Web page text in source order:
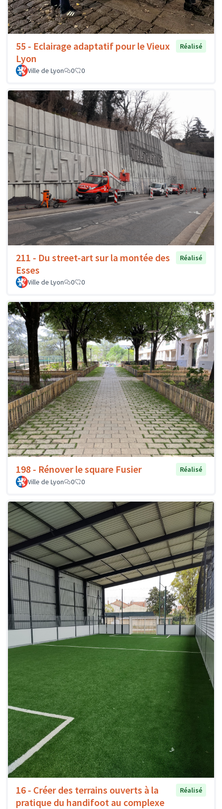
55 - Eclairage adaptatif pour le Vieux
Lyon
Réalisé
Ville de Lyon 0 0
211 - Du street-art sur la montée des
Esses
Réalisé
Ville de Lyon 0 0
198 - Rénover le square Fusier
Réalisé
Ville de Lyon
0 0
16 - Créer des terrains ouverts à la
pratique du handifoot au complexe
Réalisé